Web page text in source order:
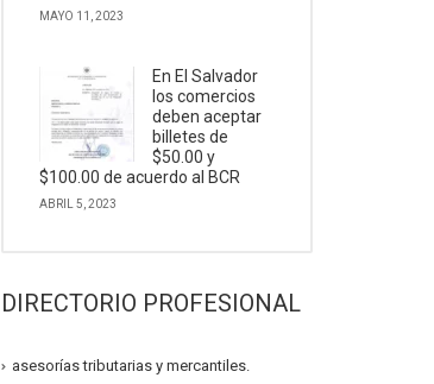
MAYO 11, 2023
En El Salvador
los comercios
deben aceptar
billetes de
$50.00 y
$100.00 de acuerdo al BCR
ABRIL 5, 2023
DIRECTORIO PROFESIONAL
asesorías tributarias y mercantiles.